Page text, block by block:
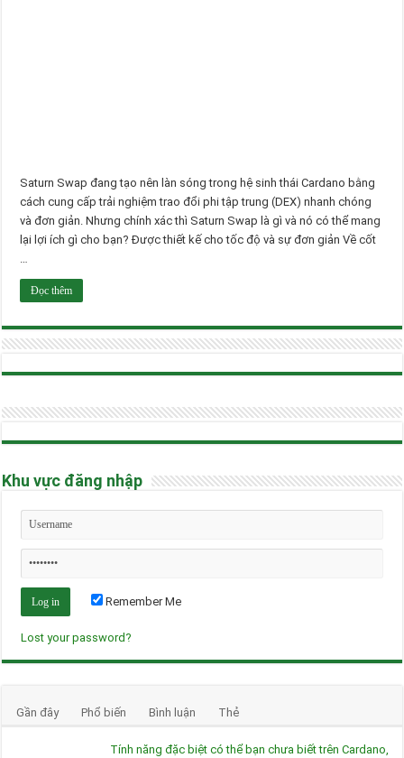
Saturn Swap đang tạo nên làn sóng trong hệ sinh thái Cardano bằng
cách cung cấp trải nghiệm trao đổi phi tập trung (DEX) nhanh chóng
và đơn giản. Nhưng chính xác thì Saturn Swap là gì và nó có thể mang
lại lợi ích gì cho bạn? Được thiết kế cho tốc độ và sự đơn giản Về cốt
…
Đọc thêm
Khu vực đăng nhập
Remember Me
Lost your password?
Gần đây Phổ biến Bình luận Thẻ
Tính năng đặc biệt có thể bạn chưa biết trên Cardano,